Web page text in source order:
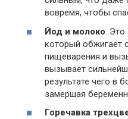
вовремя, чтобы
Йод и молоко. Это
который обжигает
пищеварения и
вызывает
результате чего в
замершая
Горечавка